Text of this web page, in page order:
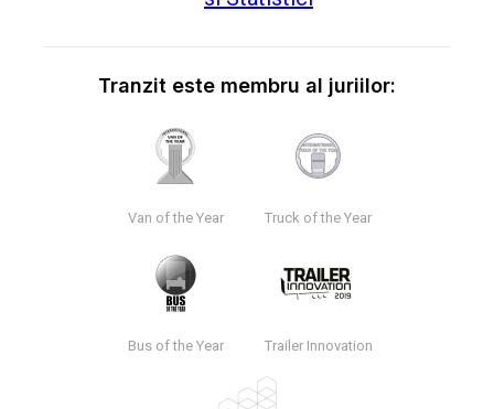
Tranzit este membru al juriilor:
Van of the Year Truck of the Year
Bus of the Year Trailer Innovation